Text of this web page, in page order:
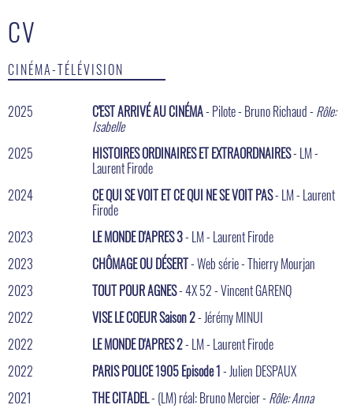
CV
CINÉMA-TÉLÉVISION
2025 C'EST ARRIVÉ AU CINÉMA- Pilote - Bruno Richaud - Rôle:
Isabelle
2025
HISTOIRES ORDINAIRES ET EXTRAORDNAIRES- LM -
Laurent Firode
2024
CE QUI SE VOIT ET CE QUI NE SE VOIT PAS- LM - Laurent
Firode
2023
LE MONDE D'APRES 3- LM - Laurent Firode
2023
CHÔMAGE OU DÉSERT- Web série - Thierry Mourjan
2023
TOUT POUR AGNES- 4X 52 - Vincent GARENQ
2022
VISE LE COEUR Saison 2- Jérémy MINUI
2022
LE MONDE D'APRES 2- LM - Laurent Firode
2022
PARIS POLICE 1905 Episode 1- Julien DESPAUX
2021
THE CITADEL- (LM) réal: Bruno Mercier - Rôle: Anna